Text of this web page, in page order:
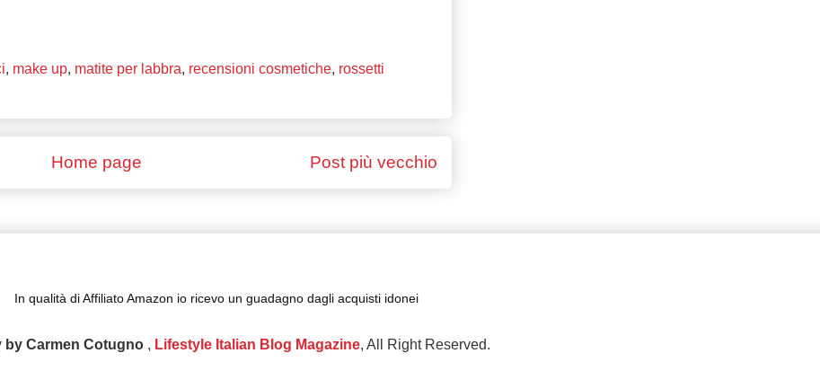
, make up, matite per labbra, recensioni cosmetiche, rossetti
Post più vecchio
Home page
In qualità di Affiliato Amazon io ricevo un guadagno dagli acquisti idonei
by Carmen Cotugno , Lifestyle Italian Blog Magazine, All Right Reserved.